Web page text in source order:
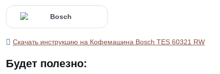
Скачать инструкцию на Кофемашина Bosch TES 60321 RW
Будет полезно: